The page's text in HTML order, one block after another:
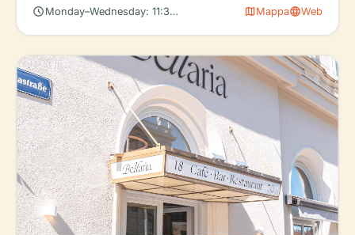
schedule Monday–Wednesday: 11:30 AM – 2:30 PMmapMappalanguageWeb